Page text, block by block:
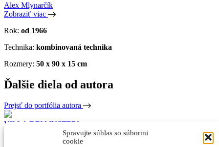
Spravujte súhlas so súbormi
cookie
Alex Mlynarčík
Zobraziť viac
Rok: od 1966
Technika: kombinovaná technika
Rozmery: 50 x 90 x 15 cm
Ďalšie diela od autora
Prejsť do portfólia autora
VILLA DEI MYSTERI
PALM BEACH (METEMORPHOSES) III.